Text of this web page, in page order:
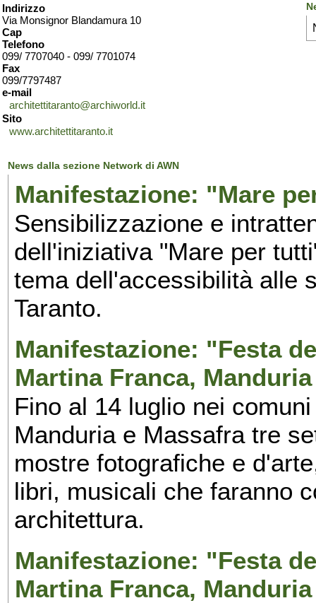
Indirizzo
Via Monsignor Blandamura 10
Cap
Telefono
099/ 7707040 - 099/ 7701074
Fax
099/7797487
e-mail
architettitaranto@archiworld.it
Sito
www.architettitaranto.it
News dalla sezione Network di AWN
Manifestazione: "Mare
Sensibilizzazione e
dell'iniziativa "Mare per
tema dell'accessibilità alle
Taranto.
Manifestazione: "Festa
Martina Franca,
Fino al 14 luglio nei
Manduria e Massafra tre
mostre fotografiche e
libri, musicali che faranno
architettura.
Manifestazione: "Festa
Martina Franca,